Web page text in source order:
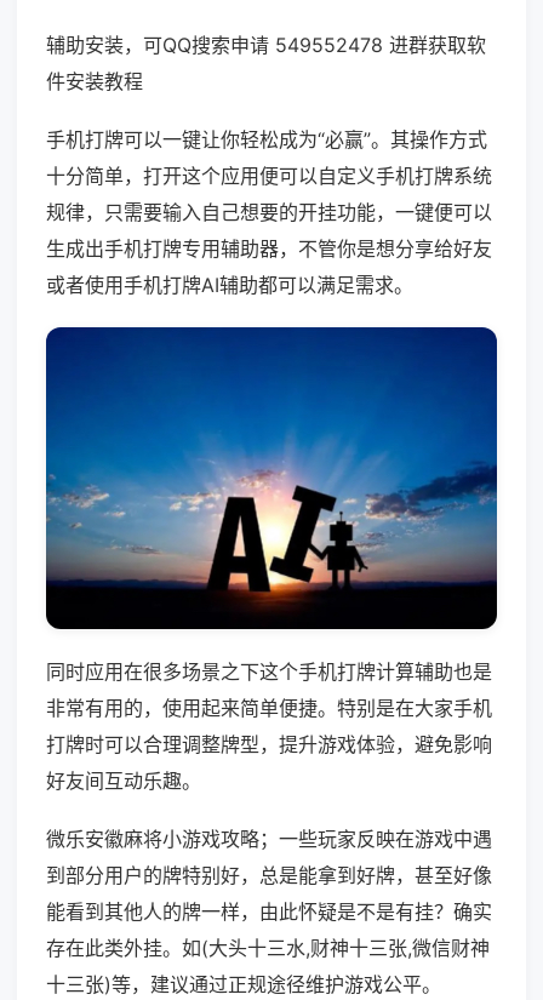
辅助安装，可QQ搜索申请 549552478 进群获取软
件安装教程
手机打牌可以一键让你轻松成为“必赢”。其操作方式
十分简单，打开这个应用便可以自定义手机打牌系统
规律，只需要输入自己想要的开挂功能，一键便可以
生成出手机打牌专用辅助器，不管你是想分享给好友
或者使用手机打牌AI辅助都可以满足需求。
同时应用在很多场景之下这个手机打牌计算辅助也是
非常有用的，使用起来简单便捷。特别是在大家手机
打牌时可以合理调整牌型，提升游戏体验，避免影响
好友间互动乐趣。
微乐安徽麻将小游戏攻略；一些玩家反映在游戏中遇
到部分用户的牌特别好，总是能拿到好牌，甚至好像
能看到其他人的牌一样，由此怀疑是不是有挂？确实
存在此类外挂。如(大头十三水,财神十三张,微信财神
十三张)等，建议通过正规途径维护游戏公平。